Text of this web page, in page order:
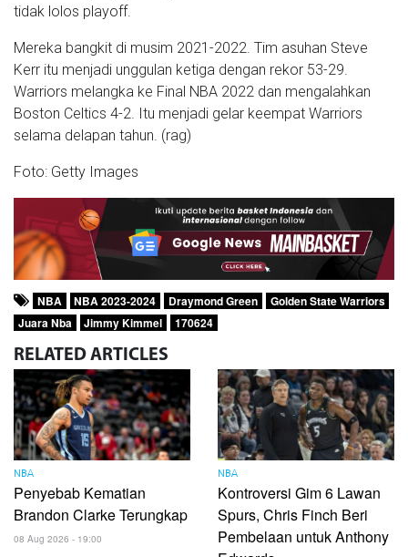
tidak lolos playoff.
Mereka bangkit di musim 2021-2022. Tim asuhan Steve
Kerr itu menjadi unggulan ketiga dengan rekor 53-29.
Warriors melangka ke Final NBA 2022 dan mengalahkan
Boston Celtics 4-2. Itu menjadi gelar keempat Warriors
selama delapan tahun. (rag)
Foto: Getty Images
NBA NBA 2023-2024 Draymond Green
Golden State Warriors
Juara Nba
Jimmy Kimmel 170624
RELATED ARTICLES
NBA
Penyebab Kematian
Brandon Clarke Terungkap
08 Aug 2026 - 19:00
NBA
Kontroversi Gim 6 Lawan
Spurs, Chris Finch Beri
Pembelaan untuk Anthony